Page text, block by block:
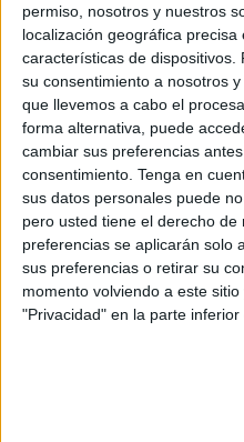
permiso, nosotros y nuestros
localización geográfica
características de
su consentimiento a nosotros
que llevemos a cabo el
forma alternativa, puede
cambiar sus preferencias
consentimiento. Tenga en
sus datos personales puede
pero usted tiene el derecho
preferencias se aplicarán solo
sus preferencias o retirar su
momento volviendo a este
"Privacidad" en la parte
Esta iniciativa contará con
Agrupación Musical
Virgen de la Amargura, que
desinteresadamente con la
musical. Además, todo lo
el grupo deCáritas i
Teresa.
Su hermano mayor,
actividad tendrá lugar el
a partir de las doce de la